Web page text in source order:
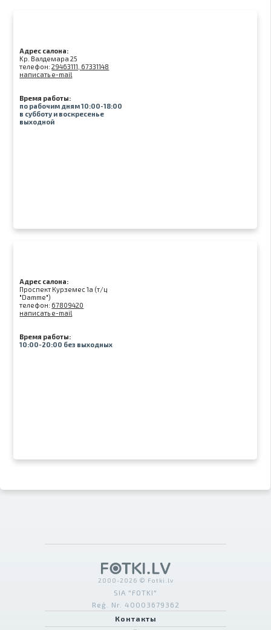
Адрес салона:
Kр. Валдемара 25
телефон:29463111, 67331148
написать e-mail
Время работы:
по рабочим дням 10:00-18:00
в субботу и воскресенье
выходной
Адрес салона:
Проспект Курземес 1а (т/ц
"Damme")
телефон: 67809420
написать e-mail
Время работы:
10:00-20:00 без выходных
2000-2026 © Fotki.lv
SIA "FOTKI"
Reģ. Nr. 40003679362
Контакты